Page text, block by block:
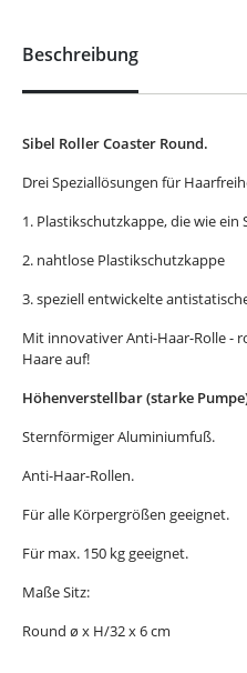
Beschreibung
Sibel Roller Coaster Round.
Drei Speziallösungen für
1. Plastikschutzkappe, die wie ein
2. nahtlose Plastikschutzkappe
3. speziell entwickelte
Mit innovativer Anti-Haar-Rolle -
Haare auf!
Höhenverstellbar (starke
Sternförmiger Aluminiumfuß.
Anti-Haar-Rollen.
Für alle Körpergrößen geeignet.
Für max. 150 kg geeignet.
Maße Sitz:
Round ø x H/32 x 6 cm